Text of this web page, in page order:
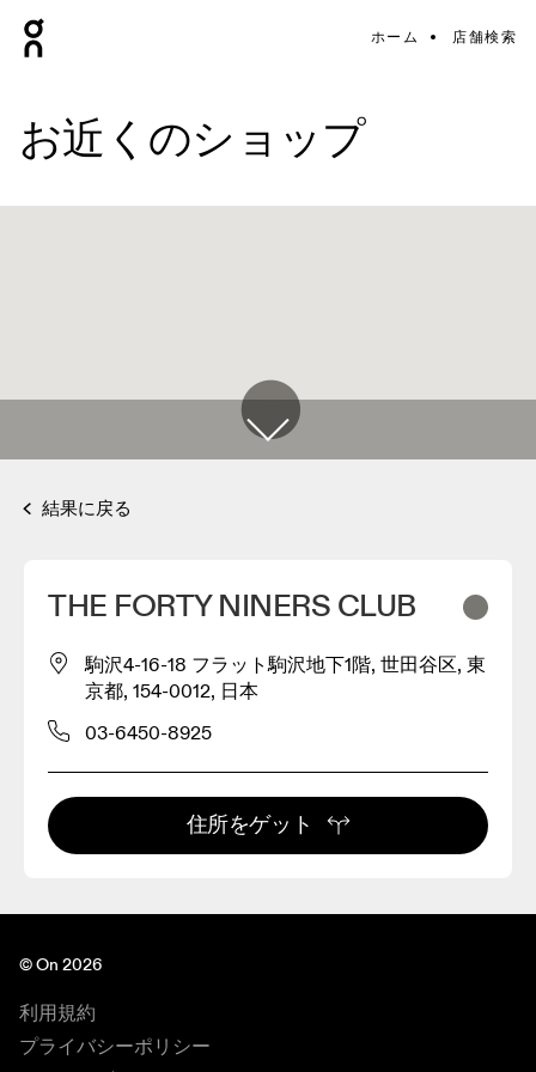
ホーム 店舗検索
お近くのショップ
結果に戻る
THE FORTY NINERS CLUB
駒沢4-16-18 フラット駒沢地下1階, 世田谷区, 東
京都, 154-0012, 日本
03-6450-8925
住所をゲット
© On 2026
利用規約
プライバシーポリシー